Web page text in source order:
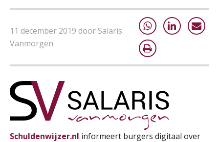
11 december 2019 door Salaris
Vanmorgen
Schuldenwijzer.nl informeert burgers digitaal over
AUG
Module Loonheffingen PDL
Markus Verbeek Praehep
Module Loonheffingen VPS
24
AUG
Summercourse Update loonheffingen en arbeidsrecht
MOCuitgevers
25
Summercourse: Kiezen en loslaten & een mindset die kansen ziet en vertrouwen geeft